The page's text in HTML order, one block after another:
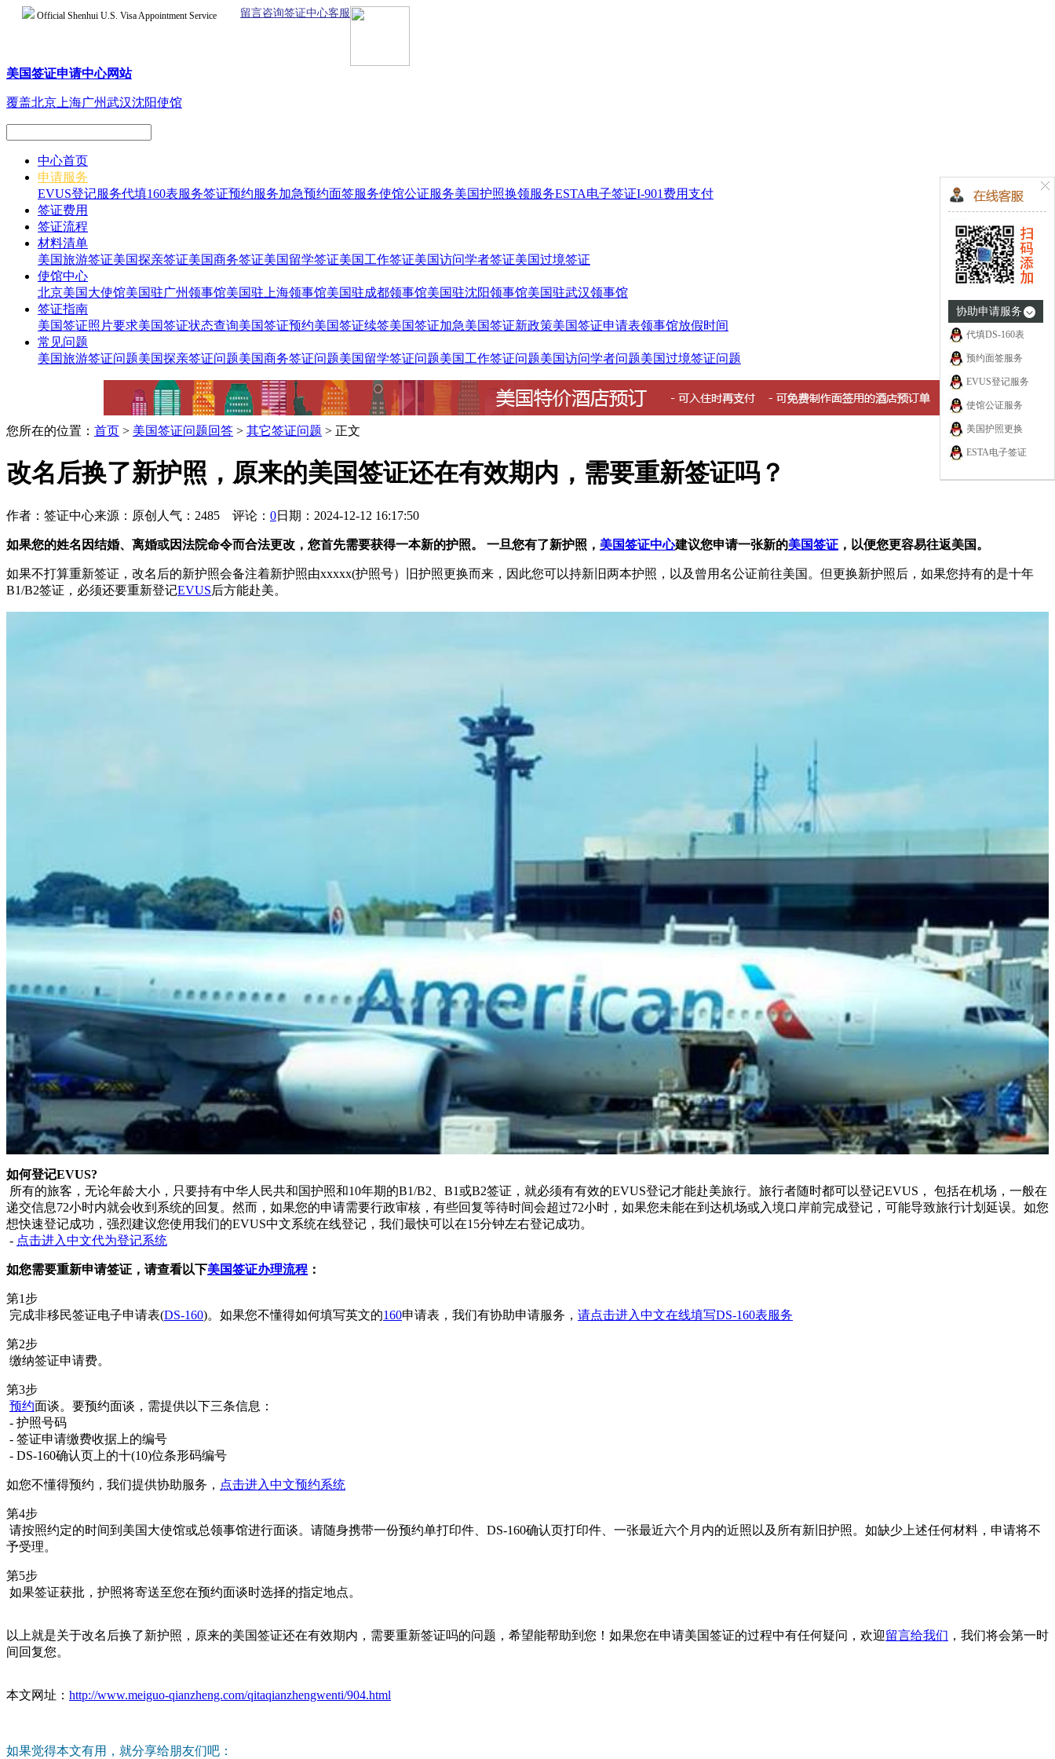
Official Shenhui U.S. Visa Appointment Service 留言咨询签证中心客服
美国签证申请中心网站
覆盖北京上海广州武汉沈阳使馆
中心首页
申请服务
EVUS登记服务代填160表服务签证预约服务加急预约面签服务使馆公证服务美国护照换领服务ESTA电子签证I-901费用支付
签证费用
签证流程
材料清单
美国旅游签证美国探亲签证美国商务签证美国留学签证美国工作签证美国访问学者签证美国过境签证
使馆中心
北京美国大使馆美国驻广州领事馆美国驻上海领事馆美国驻成都领事馆美国驻沈阳领事馆美国驻武汉领事馆
签证指南
美国签证照片要求美国签证状态查询美国签证预约美国签证续签美国签证加急美国签证新政策美国签证申请表领事馆放假时间
常见问题
美国旅游签证问题美国探亲签证问题美国商务签证问题美国留学签证问题美国工作签证问题美国访问学者问题美国过境签证问题
您所在的位置： 首页 > 美国签证问题回答 > 其它签证问题 > 正文
改名后换了新护照，原来的美国签证还在有效期内，需要重新签证吗？
作者：签证中心来源：原创 人气：2485 评论： 0日期：2024-12-12 16:17:50
如果您的姓名因结婚、离婚或因法院命令而合法更改，您首先需要获得一本新的护照。 一旦您有了新护照， 美国签证中心建议您申请一张新的美国签证 ，以便您更容易往返美国。
如果不打算重新签证，改名后的新护照会备注着新护照由xxxxx(护照号）旧护照更换而来，因此您可以持新旧两本护照，以及曾用名公证前往美国。但更换新护照后，如果您持有的是十年
B1/B2签证，必须还要重新登记EVUS后方能赴美。
如何登记EVUS?
所有的旅客，无论年龄大小，只要持有中华人民共和国护照和10年期的B1/B2、B1或B2签证，就必须有有效的EVUS登记才能赴美旅行。旅行者随时都可以登记EVUS， 包括在机场，一般在
递交信息72小时内就会收到系统的回复。然而，如果您的申请需要行政审核，有些回复等待时间会超过72小时，如果您未能在到达机场或入境口岸前完成登记，可能导致旅行计划延误。如您
想快速登记成功，强烈建议您使用我们的EVUS中文系统在线登记，我们最快可以在15分钟左右登记成功。
- 点击进入中文代为登记系统
如您需要重新申请签证，请查看以下美国签证办理流程 ：
第1步
完成非移民签证电子申请表(DS-160)。如果您不懂得如何填写英文的160申请表，我们有协助申请服务， 请点击进入中文在线填写DS-160表服务
第2步
缴纳签证申请费。
第3步
预约面谈。要预约面谈，需提供以下三条信息：
- 护照号码
- 签证申请缴费收据上的编号
- DS-160确认页上的十(10)位条形码编号
如您不懂得预约，我们提供协助服务， 点击进入中文预约系统
第4步
请按照约定的时间到美国大使馆或总领事馆进行面谈。请随身携带一份预约单打印件、DS-160确认页打印件、一张最近六个月内的近照以及所有新旧护照。如缺少上述任何材料，申请将不
予受理。
第5步
如果签证获批，护照将寄送至您在预约面谈时选择的指定地点。
以上就是关于改名后换了新护照，原来的美国签证还在有效期内，需要重新签证吗的问题，希望能帮助到您！如果您在申请美国签证的过程中有任何疑问，欢迎留言给我们 ，我们将会第一时
间回复您。
本文网址： http://www.meiguo-qianzheng.com/qitaqianzhengwenti/904.html
如果觉得本文有用，就分享给朋友们吧：
协助申请服务
代填DS-160表
预约面签服务
EVUS登记服务
使馆公证服务
美国护照更换
ESTA电子签证